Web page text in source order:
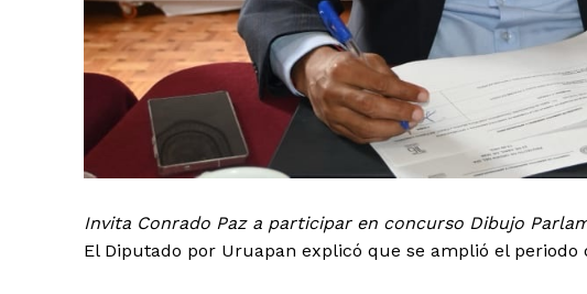
Invita Conrado Paz a participar en concurso Dibujo
El Diputado por Uruapan explicó que se amplió el